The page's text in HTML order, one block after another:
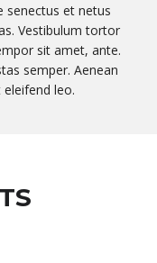
senectus et netus
Vestibulum tortor
sit amet, ante.
semper. Aenean
leo.